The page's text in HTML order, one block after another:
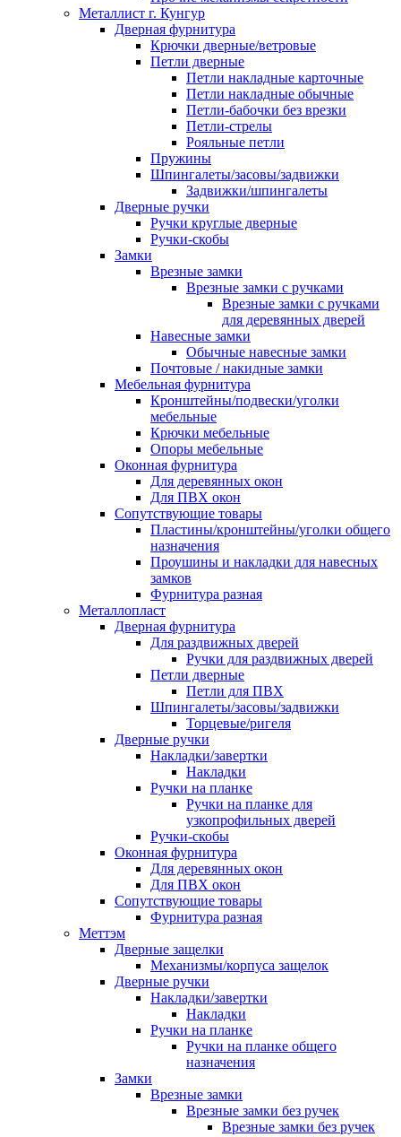
Металлист г. Кунгур
Дверная фурнитура
Крючки дверные/ветровые
Петли дверные
Петли накладные карточные
Петли накладные обычные
Петли-бабочки без врезки
Петли-стрелы
Рояльные петли
Пружины
Шпингалеты/засовы/задвижки
Задвижки/шпингалеты
Дверные ручки
Ручки круглые дверные
Ручки-скобы
Замки
Врезные замки
Врезные замки с ручками
Врезные замки с ручками
для деревянных дверей
Навесные замки
Обычные навесные замки
Почтовые / накидные замки
Мебельная фурнитура
Кронштейны/подвески/уголки
мебельные
Крючки мебельные
Опоры мебельные
Оконная фурнитура
Для деревянных окон
Для ПВХ окон
Сопутствующие товары
Пластины/кронштейны/уголки общего
назначения
Проушины и накладки для навесных
замков
Фурнитура разная
Металлопласт
Дверная фурнитура
Для раздвижных дверей
Ручки для раздвижных дверей
Петли дверные
Петли для ПВХ
Шпингалеты/засовы/задвижки
Торцевые/ригеля
Дверные ручки
Накладки/завертки
Накладки
Ручки на планке
Ручки на планке для
узкопрофильных дверей
Ручки-скобы
Оконная фурнитура
Для деревянных окон
Для ПВХ окон
Сопутствующие товары
Фурнитура разная
Меттэм
Дверные защелки
Механизмы/корпуса защелок
Дверные ручки
Накладки/завертки
Накладки
Ручки на планке
Ручки на планке общего
назначения
Замки
Врезные замки
Врезные замки без ручек
Врезные замки без ручек